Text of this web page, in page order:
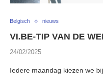
Belgisch nieuws
VI.BE-TIP VAN DE
24/02/2025
Iedere maandag kiezen we